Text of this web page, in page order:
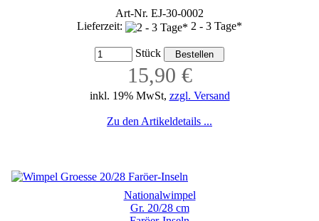
Art-Nr. EJ-30-0002
Lieferzeit:
2 - 3 Tage*
Stück
15,90 €
inkl. 19% MwSt, zzgl. Versand
Zu den Artikeldetails ...
Nationalwimpel
Gr. 20/28 cm